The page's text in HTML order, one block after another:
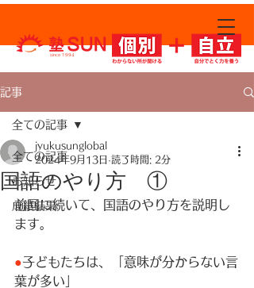
since 1994
記事
全ての記事
お知らせ
成績結果
全ての記事
国語のやり方 ①
jyukusunglobal
2024年9月13日 読了時間: 2分
前回に続いて、国語のやり方を説明し
ます。
●子どもたちは、「意味が分からない言
葉が多い」